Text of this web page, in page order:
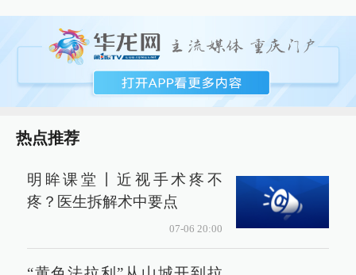
热点推荐
明眸课堂丨近视手术疼不
疼？医生拆解术中要点
07-06 20:00